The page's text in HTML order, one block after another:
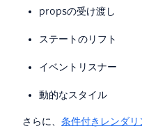
propsの受け渡し
ステートのリフト
イベントリスナー
動的なスタイル
さらに、 条件付きレンダリ